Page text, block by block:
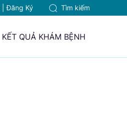
Tìm kiếm
|Đăng Ký
KẾT QUẢ KHÁM BỆNH